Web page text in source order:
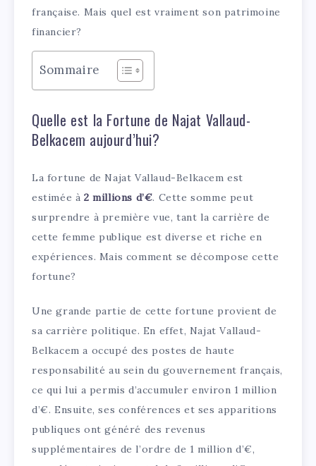
française. Mais quel est vraiment son patrimoine
financier?
Sommaire
Quelle est la Fortune de Najat Vallaud-
Belkacem aujourd’hui?
La fortune de Najat Vallaud-Belkacem est
estimée à 2 millions d’€. Cette somme peut
surprendre à première vue, tant la carrière de
cette femme publique est diverse et riche en
expériences. Mais comment se décompose cette
fortune?
Une grande partie de cette fortune provient de
sa carrière politique. En effet, Najat Vallaud-
Belkacem a occupé des postes de haute
responsabilité au sein du gouvernement français,
ce qui lui a permis d’accumuler environ 1 million
d’€. Ensuite, ses conférences et ses apparitions
publiques ont généré des revenus
supplémentaires de l’ordre de 1 million d’€,